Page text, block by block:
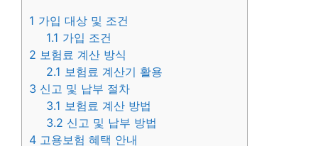
1 가입 대상 및 조건
1.1 가입 조건
2 보험료 계산 방식
2.1 보험료 계산기 활용
3 신고 및 납부 절차
3.1 보험료 계산 방법
3.2 신고 및 납부 방법
4 고용보험 혜택 안내